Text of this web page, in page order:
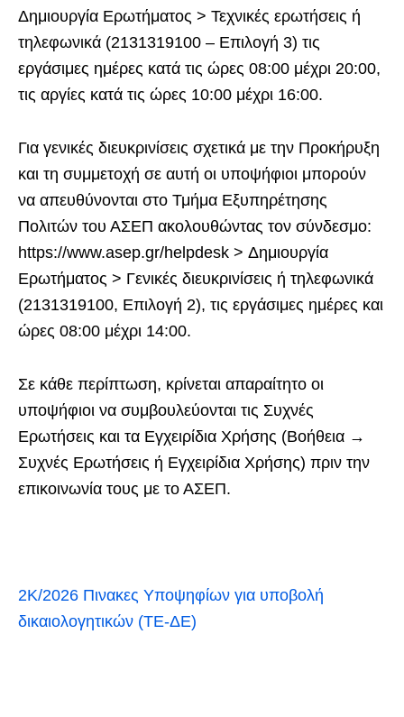
Δημιουργία Ερωτήματος > Τεχνικές ερωτήσεις ή
τηλεφωνικά (2131319100 – Επιλογή 3) τις
εργάσιμες ημέρες κατά τις ώρες 08:00 μέχρι 20:00,
τις αργίες κατά τις ώρες 10:00 μέχρι 16:00.
Για γενικές διευκρινίσεις σχετικά με την Προκήρυξη
και τη συμμετοχή σε αυτή οι υποψήφιοι μπορούν
να απευθύνονται στο Τμήμα Εξυπηρέτησης
Πολιτών του ΑΣΕΠ ακολουθώντας τον σύνδεσμο:
https://www.asep.gr/helpdesk > Δημιουργία
Ερωτήματος > Γενικές διευκρινίσεις ή τηλεφωνικά
(2131319100, Επιλογή 2), τις εργάσιμες ημέρες και
ώρες 08:00 μέχρι 14:00.
Σε κάθε περίπτωση, κρίνεται απαραίτητο οι
υποψήφιοι να συμβουλεύονται τις Συχνές
Ερωτήσεις και τα Εγχειρίδια Χρήσης (Βοήθεια →
Συχνές Ερωτήσεις ή Εγχειρίδια Χρήσης) πριν την
επικοινωνία τους με το ΑΣΕΠ.
2Κ/2026 Πινακες Υποψηφίων για υποβολή
δικαιολογητικών (ΤΕ-ΔΕ)